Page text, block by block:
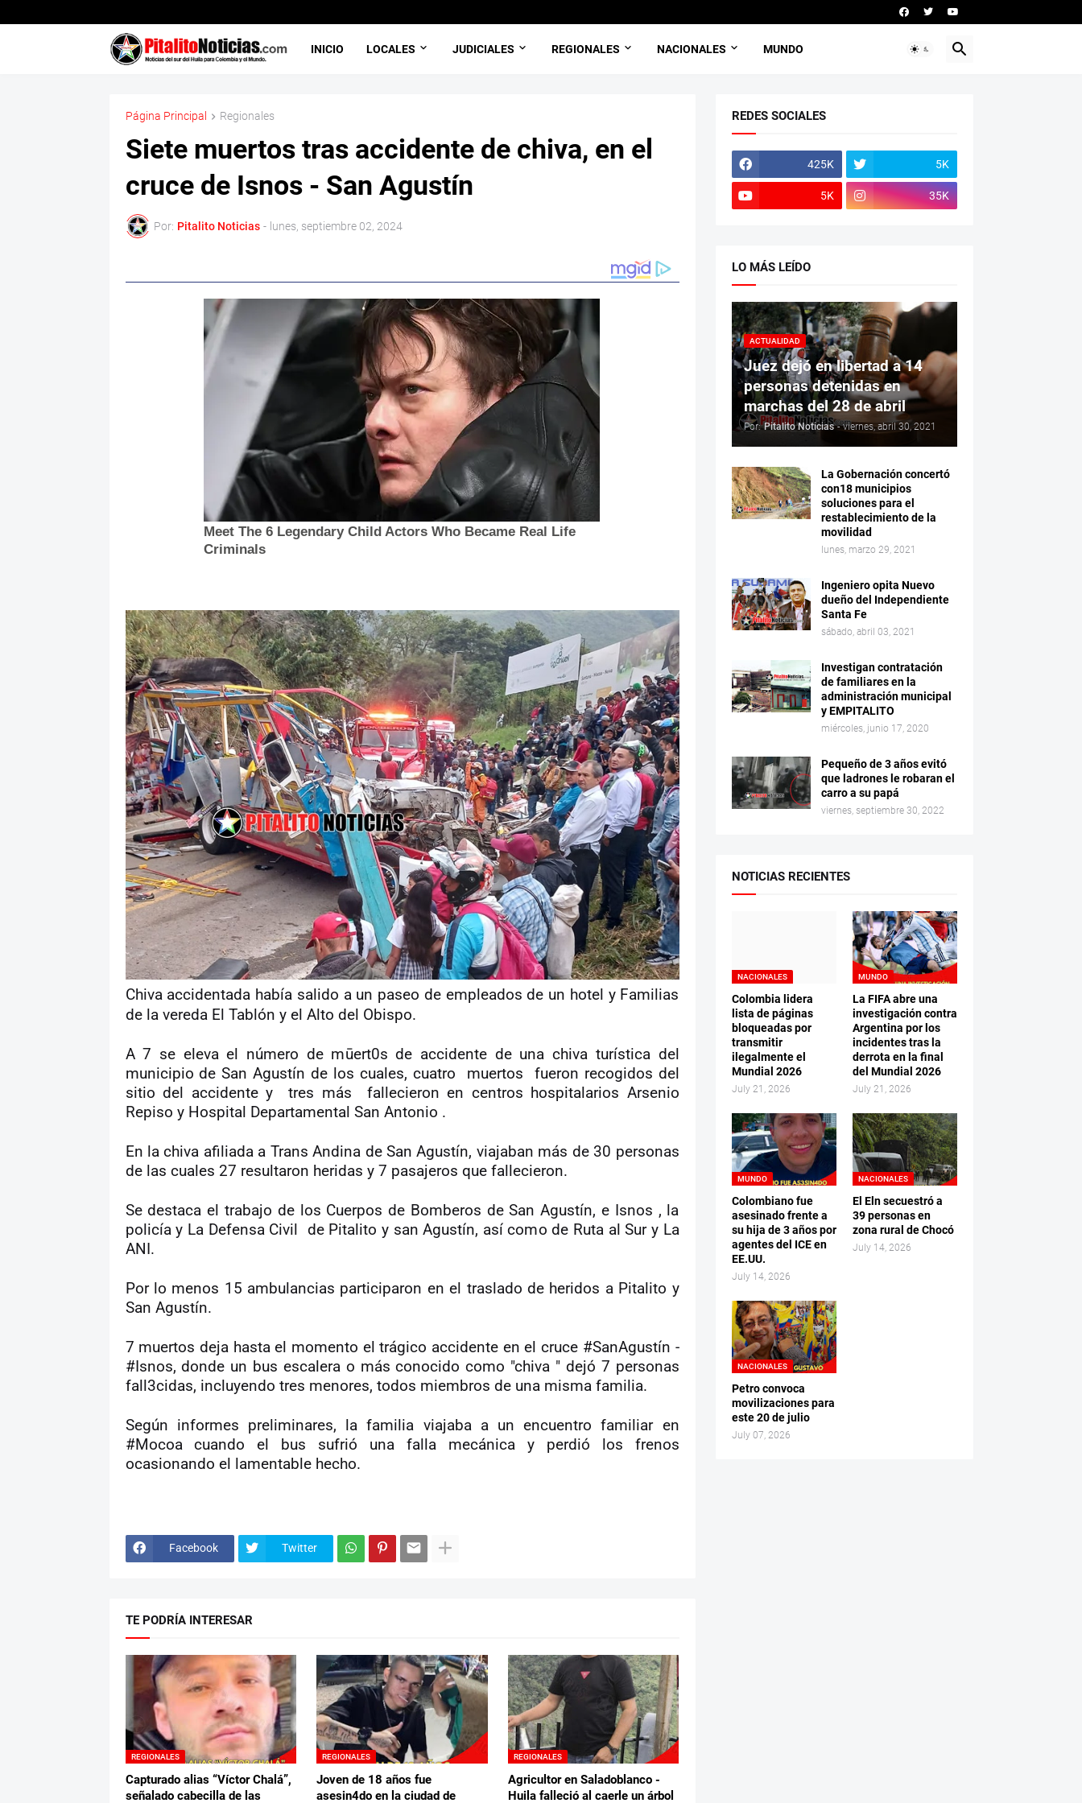
INICIO LOCALES JUDICIALES REGIONALES NACIONALES MUNDO
Página Principal Regionales
Siete muertos tras accidente de chiva, en el
cruce de Isnos - San Agustín
Por: Pitalito Noticias - lunes, septiembre 02, 2024
Chiva accidentada había salido a un paseo de empleados de un hotel y Familias
de la vereda El Tablón y el Alto del Obispo.
A 7 se eleva el número de mūert0s de accidente de una chiva turística del
municipio de San Agustín de los cuales, cuatro muertos fueron recogidos del
sitio del accidente y tres más fallecieron en centros hospitalarios Arsenio
Repiso y Hospital Departamental San Antonio .
En la chiva afiliada a Trans Andina de San Agustín, viajaban más de 30 personas
de las cuales 27 resultaron heridas y 7 pasajeros que fallecieron.
Se destaca el trabajo de los Cuerpos de Bomberos de San Agustín, e Isnos , la
policía y La Defensa Civil de Pitalito y san Agustín, así como de Ruta al Sur y La
ANI.
Por lo menos 15 ambulancias participaron en el traslado de heridos a Pitalito y
San Agustín.
7 muertos deja hasta el momento el trágico accidente en el cruce #SanAgustín -
#Isnos, donde un bus escalera o más conocido como "chiva " dejó 7 personas
fall3cidas, incluyendo tres menores, todos miembros de una misma familia.
Según informes preliminares, la familia viajaba a un encuentro familiar en
#Mocoa cuando el bus sufrió una falla mecánica y perdió los frenos
ocasionando el lamentable hecho.
Facebook Twitter
TE PODRÍA INTERESAR
REGIONALES
Capturado alias “Víctor Chalá”,
señalado cabecilla de las
REGIONALES
Joven de 18 años fue
asesin4do en la ciudad de
REGIONALES
Agricultor en Saladoblanco -
Huila falleció al caerle un árbol
REDES SOCIALES
425K 5K
5K 35K
LO MÁS LEÍDO
ACTUALIDAD
Juez dejó en libertad a 14
personas detenidas en
marchas del 28 de abril
Por: Pitalito Noticias - viernes, abril 30, 2021
La Gobernación concertó
con18 municipios
soluciones para el
restablecimiento de la
movilidad
lunes, marzo 29, 2021
Ingeniero opita Nuevo
dueño del Independiente
Santa Fe
sábado, abril 03, 2021
Investigan contratación
de familiares en la
administración municipal
y EMPITALITO
miércoles, junio 17, 2020
Pequeño de 3 años evitó
que ladrones le robaran el
carro a su papá
viernes, septiembre 30, 2022
NOTICIAS RECIENTES
NACIONALES
Colombia lidera
lista de páginas
bloqueadas por
transmitir
ilegalmente el
Mundial 2026
July 21, 2026
MUNDO
La FIFA abre una
investigación contra
Argentina por los
incidentes tras la
derrota en la final
del Mundial 2026
July 21, 2026
MUNDO
Colombiano fue
asesinado frente a
su hija de 3 años por
agentes del ICE en
EE.UU.
July 14, 2026
NACIONALES
El Eln secuestró a
39 personas en
zona rural de Chocó
July 14, 2026
NACIONALES
Petro convoca
movilizaciones para
este 20 de julio
July 07, 2026